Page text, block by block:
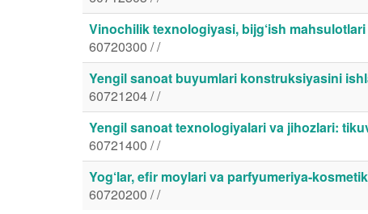
Vinochilik texnologiyasi, bijg‘ish
60720300 / /
Yengil sanoat buyumlari konstruksiyasini
60721204 / /
Yengil sanoat texnologiyalari va jihozlari:
60721400 / /
Yog‘lar, efir moylari va parfyumeriya-
60720200 / /